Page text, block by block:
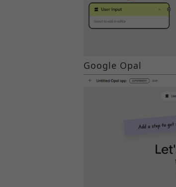
Google Opal